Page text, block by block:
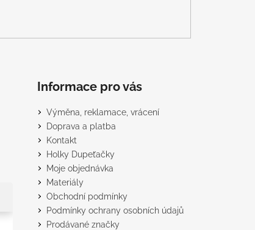
Informace pro vás
Výměna, reklamace, vrácení
Doprava a platba
Kontakt
Holky Dupeťačky
Moje objednávka
Materiály
Obchodní podmínky
Podmínky ochrany osobních údajů
Prodávané značky